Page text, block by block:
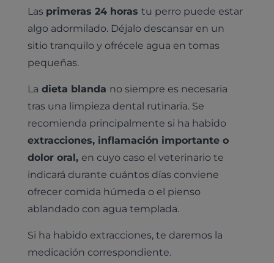
Las primeras 24 horas tu perro puede estar
algo adormilado. Déjalo descansar en un
sitio tranquilo y ofrécele agua en tomas
pequeñas.
La dieta blanda no siempre es necesaria
tras una limpieza dental rutinaria. Se
recomienda principalmente si ha habido
extracciones, inflamación importante o
dolor oral, en cuyo caso el veterinario te
indicará durante cuántos días conviene
ofrecer comida húmeda o el pienso
ablandado con agua templada.
Si ha habido extracciones, te daremos la
medicación correspondiente.